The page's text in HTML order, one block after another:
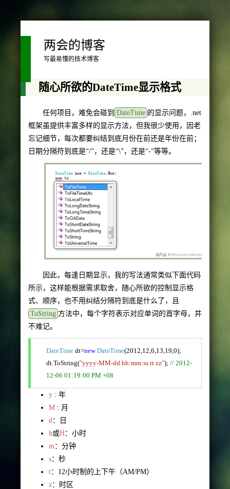
两会的博客
写最易懂的技术博客
随心所欲的DateTime显示格式
任何项目，难免会碰到 DateTime 的显示问题，.net
框架虽提供丰富多样的显示方法，但我很少使用，因老
忘记细节，每次都要纠结到底月份在前还是年份在前；
日期分隔符到底是“/”，还是“\”，还是“-”等等。
因此，每逢日期显示，我的写法通常类似下面代码
所示，这样能根据需求取舍，随心所欲的控制显示格
式、顺序，也不用纠结分隔符到底是什么了，且
ToString 方法中，每个字符表示对应单词的首字母，并
不难记。
DateTime dt=new DateTime(2012,12,6,13,19,0);
dt.ToString("yyyy-MM-dd hh:mm:ss tt zz"); // 2012-
12-06 01:19:00 PM +08
y : 年
M : 月
d ：日
h或H：小时
m ：分钟
s：秒
t：12小时制的上下午（AM/PM）
z：时区